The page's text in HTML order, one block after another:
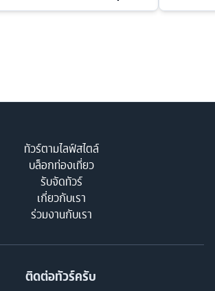
ทัวร์ตามไลฟ์สไตล์
บล็อกท่องเที่ยว
รับจัดทัวร์
เกี่ยวกับเรา
ร่วมงานกับเรา
ติดต่อทัวร์ครับ